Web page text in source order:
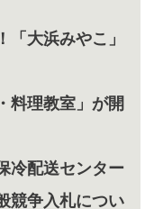
「大浜みやこ」
料理教室」が開
冷配送センター
競争入札につい